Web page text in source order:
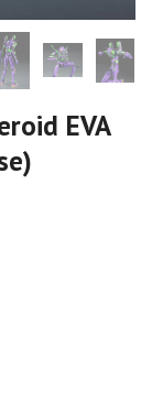
EVA